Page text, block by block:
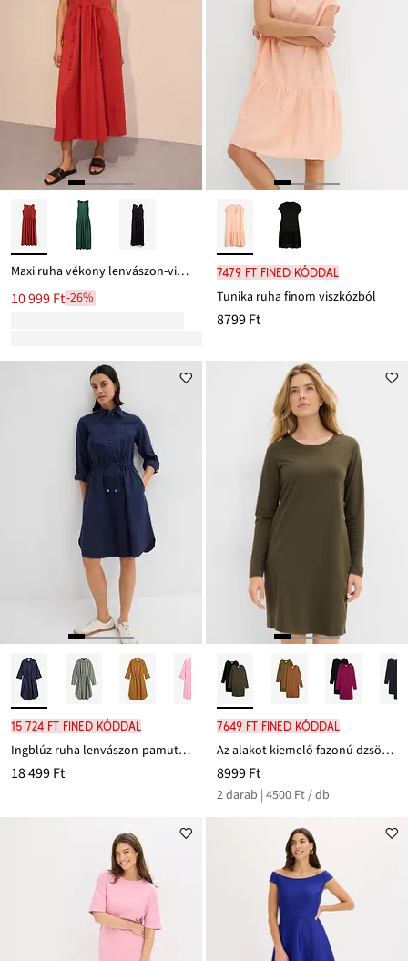
Maxi ruha vékony lenvászon-viszkóz keverékből
10 999 Ft-26%
7479 Ft FINED kóddal
Tunika ruha finom viszkózból
8799 Ft
15 724 Ft FINED kóddal
Ingblúz ruha lenvászon-pamut keverékből
18 499 Ft
7649 Ft FINED kóddal
Az alakot kiemelő fazonú dzsörzé ruha (2 db-os csomag)
8999 Ft
2 darab | 4500 Ft / db